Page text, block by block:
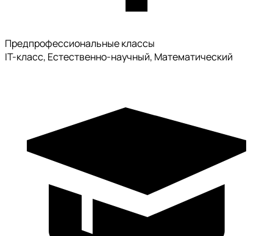
Предпрофессиональные классы
IT-класс, Естественно-научный, Математический